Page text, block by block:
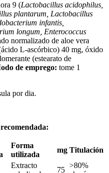
9 (Lactobacillus acidophilus,
plantarum, Lactobacillus
infantis,
longum, Enterococcus
normalizado de aloe vera
L-ascórbico) 40 mg, óxido
(estearato de
de emprego: tome 1
por dia.
Forma
utilizada
mg Titulación
Extracto
75
>80%